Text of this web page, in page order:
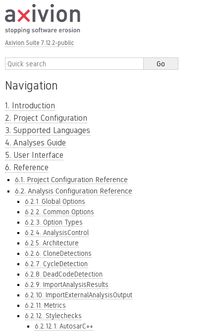
Axivion Suite 7.12.2-public
Navigation
1. Introduction
2. Project Configuration
3. Supported Languages
4. Analyses Guide
5. User Interface
6. Reference
6.1. Project Configuration Reference
6.2. Analysis Configuration Reference
6.2.1. Global Options
6.2.2. Common Options
6.2.3. Option Types
6.2.4. AnalysisControl
6.2.5. Architecture
6.2.6. CloneDetections
6.2.7. CycleDetection
6.2.8. DeadCodeDetection
6.2.9. ImportAnalysisResults
6.2.10. ImportExternalAnalysisOutput
6.2.11. Metrics
6.2.12. Stylechecks
6.2.12.1. AutosarC++